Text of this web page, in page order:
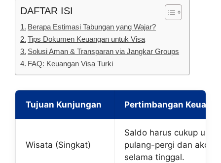
DAFTAR ISI
Berapa Estimasi Tabungan yang Wajar?
Tips Dokumen Keuangan untuk Visa
Solusi Aman & Transparan via Jangkar Groups
FAQ: Keuangan Visa Turki
Tujuan Kunjungan Pertimbangan
Wisata (Singkat)
Saldo harus cukup
pulang-pergi dan
selama tinggal.